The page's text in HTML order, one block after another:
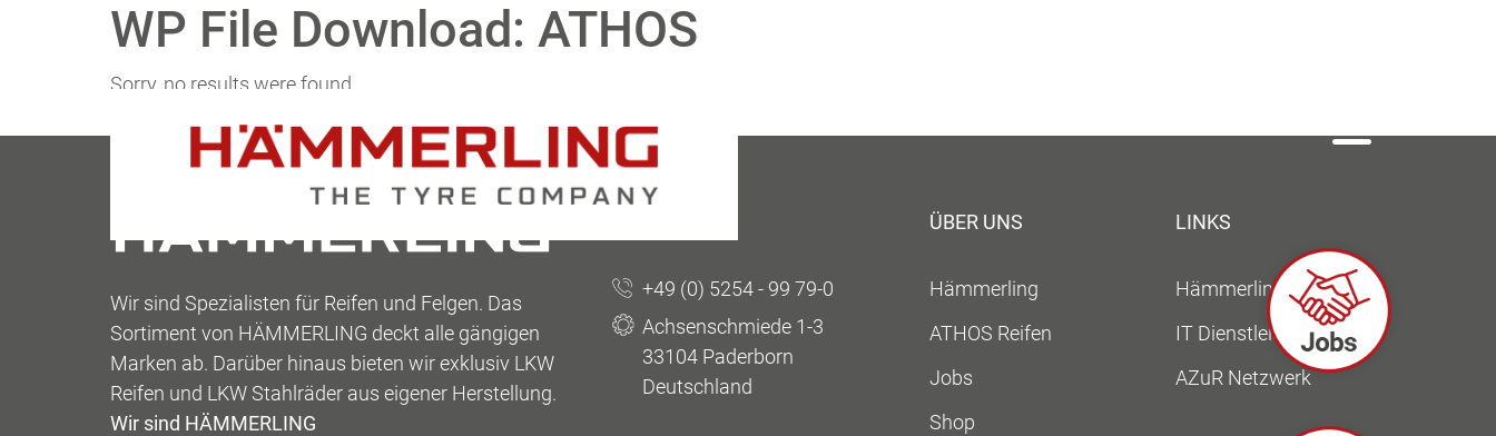
Zum Inhalt springenWP File Download: ATHOS
Sorry, no results were found.
Wir sind Spezialisten für Reifen und Felgen. Das
Sortiment von HÄMMERLING deckt alle gängigen
Marken ab. Darüber hinaus bieten wir exklusiv LKW
Reifen und LKW Stahlräder aus eigener Herstellung.
Wir sind HÄMMERLING
+49 (0) 5254 - 99 79-0
Achsenschmiede 1-3
33104 Paderborn
Deutschland
ÜBER UNS
Hämmerling
ATHOS Reifen
Jobs
Shop
LINKS
Hämmerling Gruppe
IT Dienstleistungen
AZuR Netzwerk